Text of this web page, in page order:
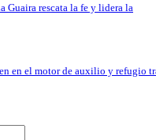
Guaira rescata la fe y lidera la
en el motor de auxilio y refugio